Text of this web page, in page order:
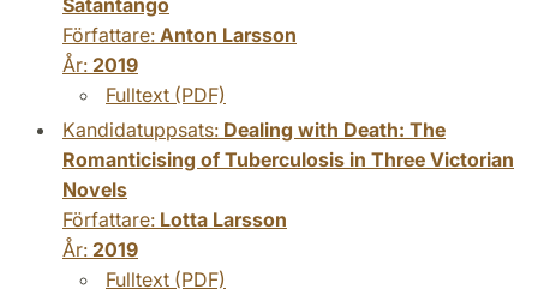
Författare: Anton Larsson
År: 2019
Fulltext (PDF)
Kandidatuppsats: Dealing with Death: The
Romanticising of Tuberculosis in Three Victorian
Novels
Författare: Lotta Larsson
År: 2019
Fulltext (PDF)